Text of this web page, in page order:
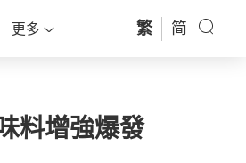
更多 繁 简
料增強爆發